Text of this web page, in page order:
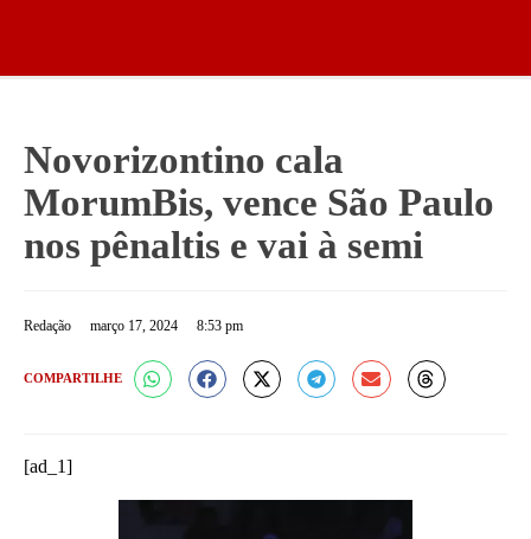
Novorizontino cala
MorumBis, vence São Paulo
nos pênaltis e vai à semi
Redação março 17, 2024 8:53 pm
COMPARTILHE
[ad_1]